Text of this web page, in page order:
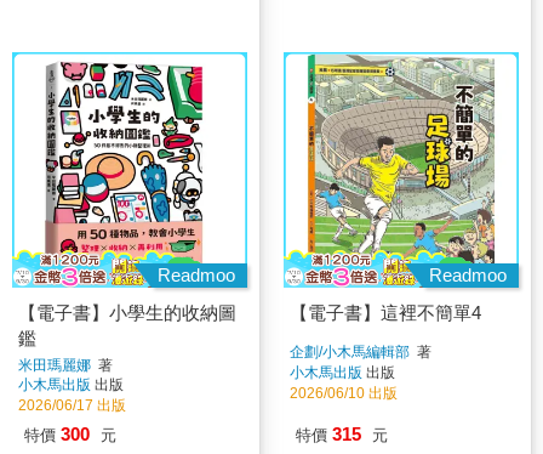
Readmoo
【電子書】小學生的收納圖
鑑
米田瑪麗娜 著
小木馬出版 出版
2026/06/17 出版
特價 300 元
Readmoo
【電子書】這裡不簡單4
企劃/小木馬編輯部 著
小木馬出版 出版
2026/06/10 出版
特價 315 元